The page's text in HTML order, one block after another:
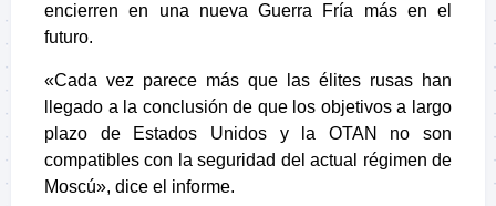
encierren en una nueva Guerra Fría más en el
futuro.
«Cada vez parece más que las élites rusas han
llegado a la conclusión de que los objetivos a largo
plazo de Estados Unidos y la OTAN no son
compatibles con la seguridad del actual régimen de
Moscú», dice el informe.